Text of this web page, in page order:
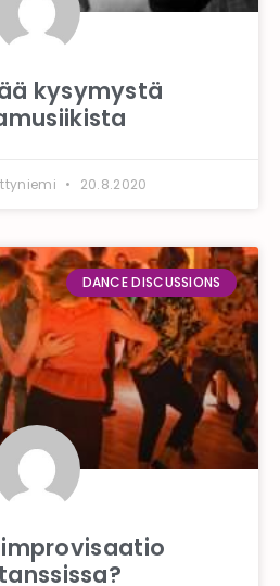
kysymystä
20.8.2020
DANCE DISCUSSIONS